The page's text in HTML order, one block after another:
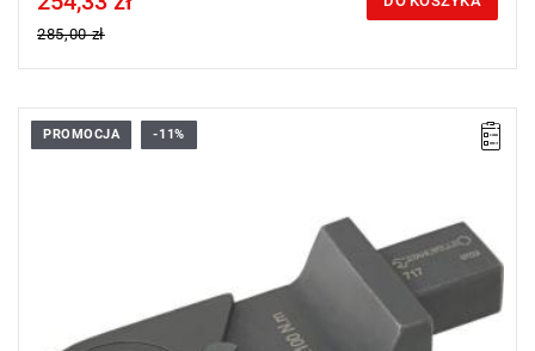
285,00 zł
PROMOCJA -11%